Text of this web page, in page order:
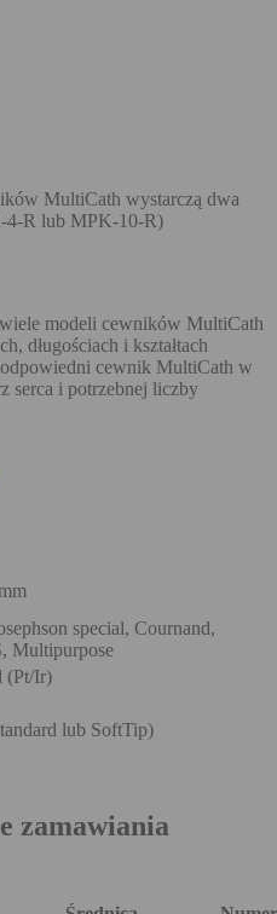
MultiCath wystarczą dwa
R lub MPK-10-R)
modeli cewników MultiCath
długościach i kształtach
cewnik MultiCath w
serca i potrzebnej liczby
special, Cournand,
Multipurpose
(Pt/Ir)
lub SoftTip)
zamawiania